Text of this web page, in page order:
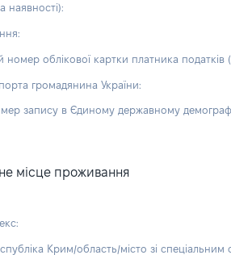
наявності):
номер облікової картки платника податків
громадянина України:
запису в Єдиному державному
місце проживання
Крим/область/місто зі спеціальним